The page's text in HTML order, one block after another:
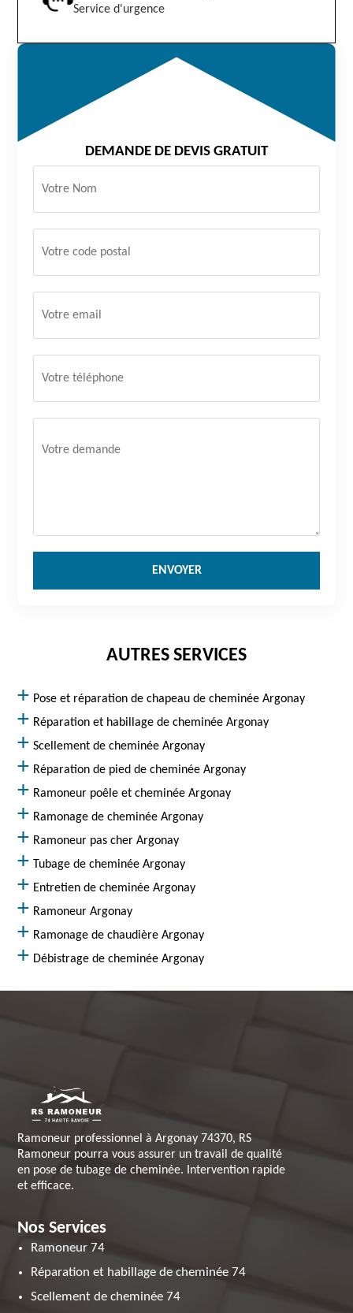
Service d'urgence
DEMANDE DE DEVIS GRATUIT
AUTRES SERVICES
Pose et réparation de chapeau de cheminée Argonay
Réparation et habillage de cheminée Argonay
Scellement de cheminée Argonay
Réparation de pied de cheminée Argonay
Ramoneur poêle et cheminée Argonay
Ramonage de cheminée Argonay
Ramoneur pas cher Argonay
Tubage de cheminée Argonay
Entretien de cheminée Argonay
Ramoneur Argonay
Ramonage de chaudière Argonay
Débistrage de cheminée Argonay
Ramoneur professionnel à Argonay 74370, RS
Ramoneur pourra vous assurer un travail de qualité
en pose de tubage de cheminée. Intervention rapide
et efficace.
Nos Services
Ramoneur 74
Réparation et habillage de cheminée 74
Scellement de cheminée 74